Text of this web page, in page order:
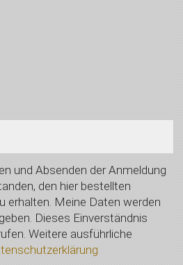
und Absenden der Anmeldung
den hier bestellten
erhalten. Meine Daten werden
Dieses Einverständnis
Weitere ausführliche